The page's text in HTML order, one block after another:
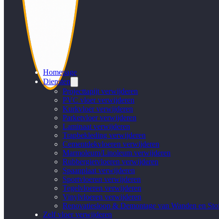
Homepage
Diensten
Projecttapijt verwijderen
PVC vloer verwijderen
Kurkvloer verwijderen
Parketvloer verwijderen
Laminaat verwijderen
Trapbekleding verwijderen
Cementdekvloeren verwijderen
Marmoleum/Linoleum verwijderen
Rubbergietvloeren verwijderen
Spaanplaat verwijderen
Sportvloeren verwijderen
Tegelvloeren verwijderen
Vinylvloeren verwijderen
Renovatiesloop & Demontage van Wanden en
Zelf vloer verwijderen